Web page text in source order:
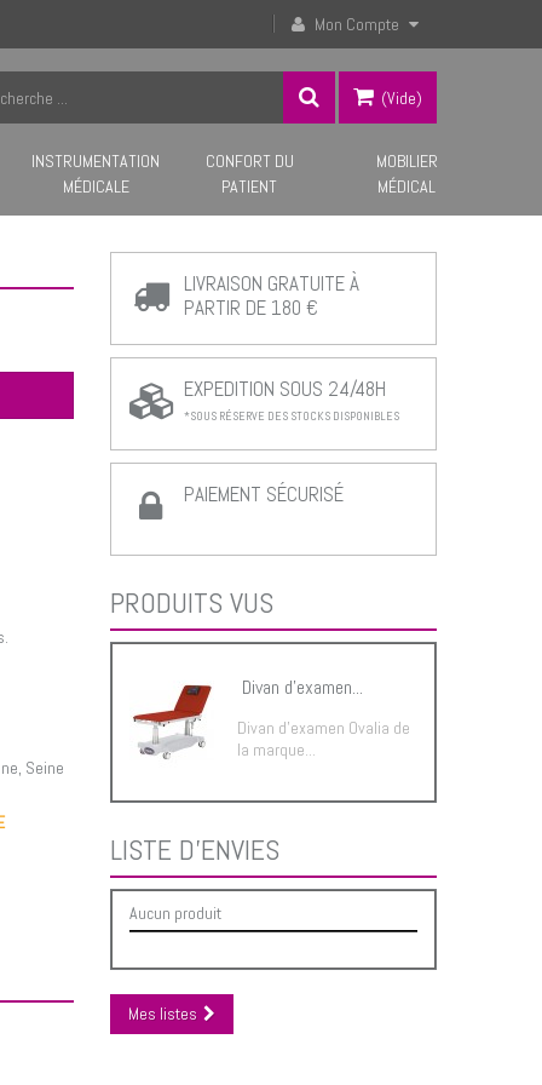
Mon Compte
(vide)
INSTRUMENTATION
MÉDICALE
CONFORT DU
PATIENT
MOBILIER
MÉDICAL
Seine
LIVRAISON GRATUITE À
PARTIR DE 180 €
EXPEDITION SOUS 24/48H
*SOUS RÉSERVE DES STOCKS DISPONIBLES
PAIEMENT SÉCURISÉ
PRODUITS VUS
Divan d'examen...
Divan d'examen Ovalia de
la marque...
LISTE D'ENVIES
Aucun produit
Mes listes